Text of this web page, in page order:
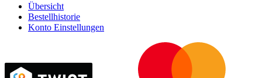
Übersicht
Bestellhistorie
Konto Einstellungen